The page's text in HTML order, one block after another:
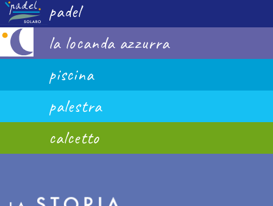
padel
la locanda azzurra
piscina
palestra
calcetto